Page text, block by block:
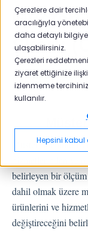
Çerezlere dair
aracılığıyla
daha detaylı bilgiye
ulaşabilirsiniz.
Çerezleri
ziyaret ettiğinize
izlenmeme
kullanılır.
Hepsini kabul
Yeni
Raporlar
NPS
CSAT
Raporlama 2024
Geri
Spam
Geri Bildirim
Müşteri
Skoru
Müşteri
hizmetlerinden ve
belirleyen bir ölçüm
dahil olmak üzere
ürünlerini ve
değiştireceğini